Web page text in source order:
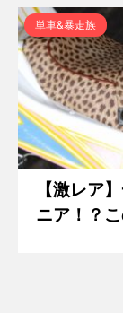
単車&暴走族
【激レア
ニア！？